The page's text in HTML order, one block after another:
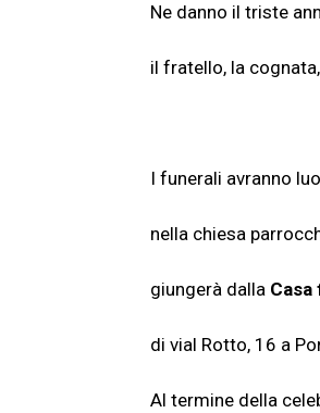
Ne danno il triste
il fratello, la
I funerali avranno
nella chiesa
giungerà dalla Casa
di vial Rotto, 16 a
Al termine della